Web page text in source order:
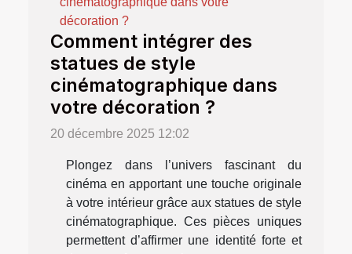
Comment intégrer des
statues de style
cinématographique dans
votre décoration ?
20 décembre 2025 12:02
Plongez dans l’univers fascinant du
cinéma en apportant une touche originale
à votre intérieur grâce aux statues de style
cinématographique. Ces pièces uniques
permettent d’affirmer une identité forte et